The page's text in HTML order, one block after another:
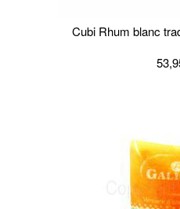
Cubi Rhum blanc